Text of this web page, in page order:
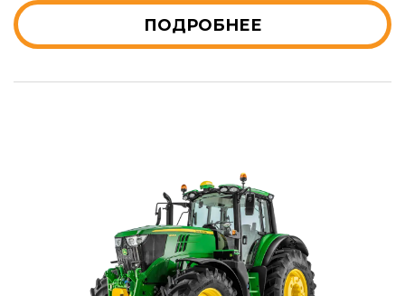
ПОДРОБНЕЕ